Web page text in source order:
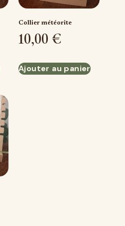
Collier météorite
10,00 €
Ajouter au panier